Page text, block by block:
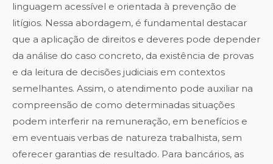
linguagem acessível e orientada à prevenção de
litígios. Nessa abordagem, é fundamental destacar
que a aplicação de direitos e deveres pode depender
da análise do caso concreto, da existência de provas
e da leitura de decisões judiciais em contextos
semelhantes. Assim, o atendimento pode auxiliar na
compreensão de como determinadas situações
podem interferir na remuneração, em benefícios e
em eventuais verbas de natureza trabalhista, sem
oferecer garantias de resultado. Para bancários, as